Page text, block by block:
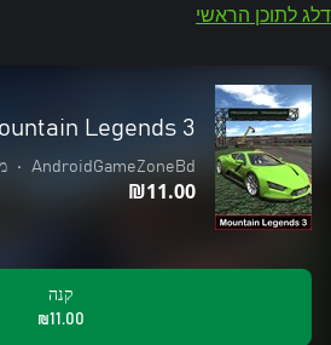
דלג לתוכן הראשי
Legends 3
AndroidGameZoneBd
•
‪₪‎11.00‬
קנה
‪₪‎11.00‬